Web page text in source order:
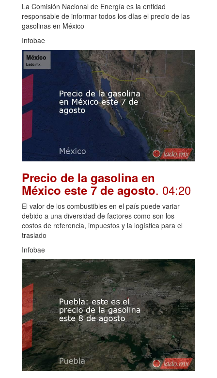
La Comisión Nacional de Energía es la entidad
responsable de informar todos los días el precio de las
gasolinas en México
Infobae
Precio de la gasolina en
México este 7 de agosto. 04:20
El valor de los combustibles en el país puede variar
debido a una diversidad de factores como son los
costos de referencia, impuestos y la logística para el
traslado
Infobae